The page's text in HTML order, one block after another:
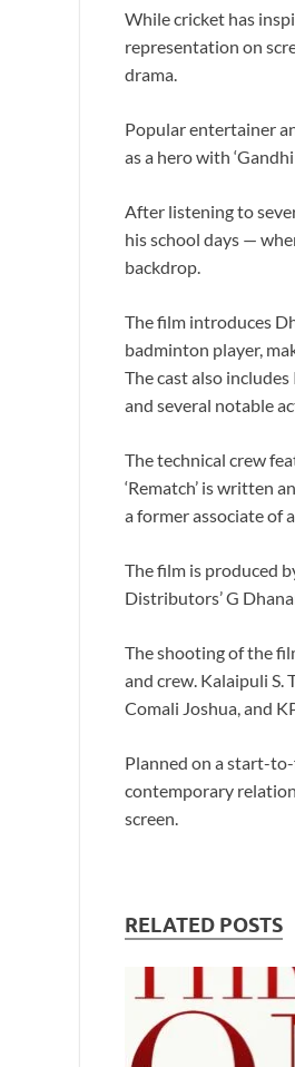
While cricket has
representation on
drama.
Popular entertainer
as a hero with
After listening to
his school days —
backdrop.
The film introduces
badminton player,
The cast also
and several notable
The technical crew
‘Rematch’ is written
a former associate of
The film is produced
Distributors’ G
The shooting of the
and crew. Kalaipuli S.
Comali Joshua, and
Planned on a start-
contemporary
screen.
RELATED POSTS